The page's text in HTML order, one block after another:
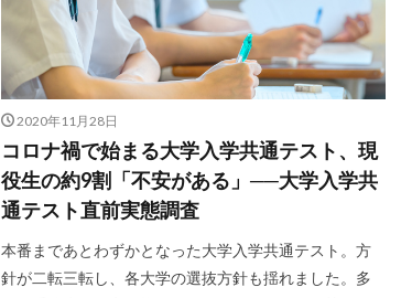
2020年11月28日
コロナ禍で始まる大学入学共通テスト、現
役生の約9割「不安がある」──大学入学共
通テスト直前実態調査
本番まであとわずかとなった大学入学共通テスト。方
針が二転三転し、各大学の選抜方針も揺れました。多